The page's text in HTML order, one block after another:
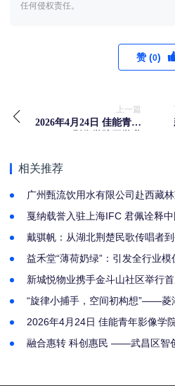
任何侵权责任。
赞 (0)
上一篇
2026年4月24日 佳能青年
相关推荐
广州甄流饮用水有限公司赴西藏
戛纳载誉入驻上海IFC 君佩诠释
戴骐帆：从湖北荆楚民歌传唱者到
益禾堂“薄荷奶绿”：引发全行业模
新城悦物业携手金斗山社区举行
“旋律小捕手，空间初构想”——菱
2026年4月24日 佳能青年影像学
融合惠转 科创惠民